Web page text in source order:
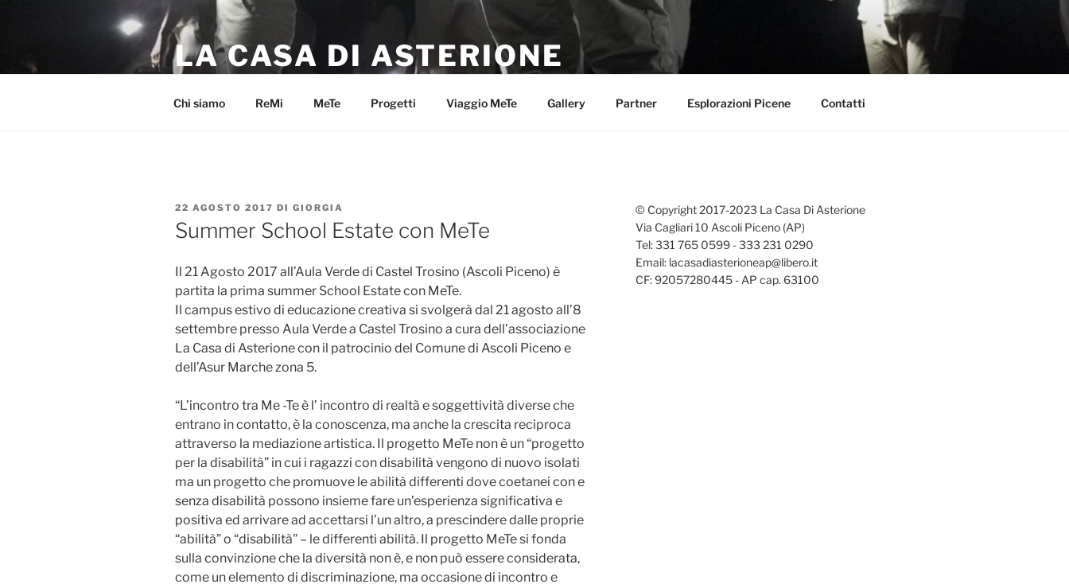
LA CASA DI ASTERIONE
Chi siamo ReMi MeTe Progetti Viaggio MeTe Gallery Partner Esplorazioni Picene Contatti
PUBBLICATO
IL
22 AGOSTO 2017 DI GIORGIA
Summer School Estate con MeTe
Il 21 Agosto 2017 all’Aula Verde di Castel Trosino (Ascoli Piceno) è
partita la prima summer School Estate con MeTe.
Il campus estivo di educazione creativa si svolgerà dal 21 agosto all’8
settembre presso Aula Verde a Castel Trosino a cura dell’associazione
La Casa di Asterione con il patrocinio del Comune di Ascoli Piceno e
dell’Asur Marche zona 5.
“L’incontro tra Me -Te è l’ incontro di realtà e soggettività diverse che
entrano in contatto, è la conoscenza, ma anche la crescita reciproca
attraverso la mediazione artistica. Il progetto MeTe non è un “progetto
per la disabilità” in cui i ragazzi con disabilità vengono di nuovo isolati
ma un progetto che promuove le abilità differenti dove coetanei con e
senza disabilità possono insieme fare un’esperienza significativa e
positiva ed arrivare ad accettarsi l’un altro, a prescindere dalle proprie
“abilità” o “disabilità” – le differenti abilità. Il progetto MeTe si fonda
sulla convinzione che la diversità non è, e non può essere considerata,
come un elemento di discriminazione, ma occasione di incontro e
© Copyright 2017-2023 La Casa Di Asterione
Via Cagliari 10 Ascoli Piceno (AP)
Tel: 331 765 0599 - 333 231 0290
Email: lacasadiasterioneap@libero.it
CF: 92057280445 - AP cap. 63100